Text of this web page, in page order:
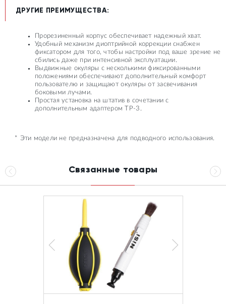
ДРУГИЕ ПРЕИМУЩЕСТВА:
Прорезиненный корпус обеспечивает надежный хват.
Удобный механизм диоптрийной коррекции снабжен
фиксатором для того, чтобы настройки под ваше зрение не
сбились даже при интенсивной эксплуатации.
Выдвижные окуляры с несколькими фиксированными
положениями обеспечивают дополнительный комфорт
пользователю и защищают окуляры от засвечивания
боковыми лучами.
Простая установка на штатив в сочетании с
дополнительным адаптером TP-3.
* Эти модели не предназначена для подводного использования.
Связанные товары